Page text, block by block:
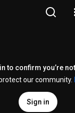
to confirm you’re
our community.
Sign in